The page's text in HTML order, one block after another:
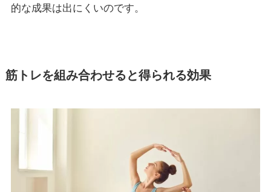
的な成果は出にくいのです。
筋トレを組み合わせると得られる効果